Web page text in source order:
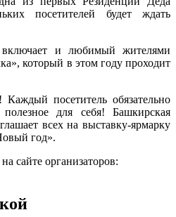
посетителей будет ждать
и любимый жителями
который в этом году проходит
посетитель обязательно
для себя! Башкирская
всех на выставку-ярмарку
год».
сайте организаторов: